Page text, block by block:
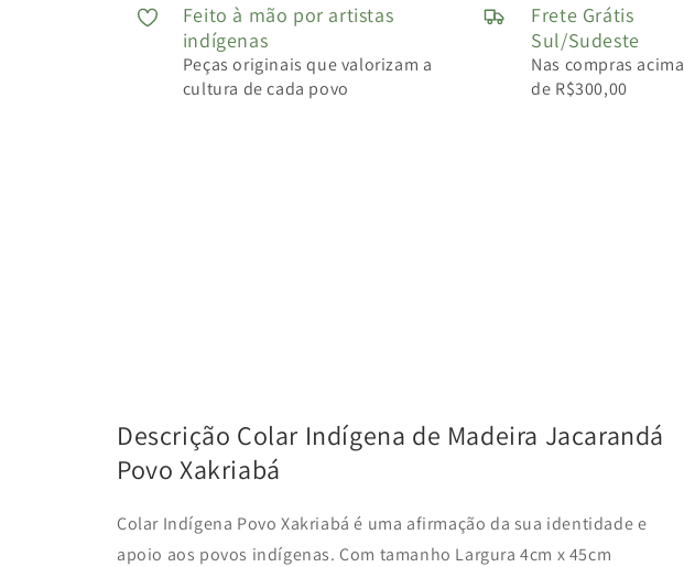
Feito à mão por artistas
indígenas
Peças originais que valorizam a
cultura de cada povo
Frete Grátis
Sul/Sudeste
Nas compras acima
de R$300,00
Descrição Colar Indígena de Madeira Jacarandá
Povo Xakriabá
Colar Indígena Povo Xakriabá é uma afirmação da sua identidade e
apoio aos povos indígenas. Com tamanho Largura 4cm x 45cm